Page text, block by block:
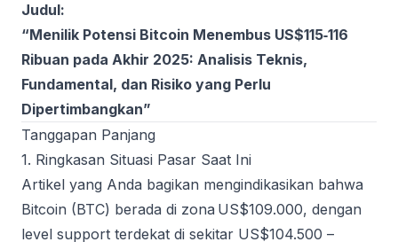
Judul:
“Menilik Potensi Bitcoin Menembus US$115‑116
Ribuan pada Akhir 2025: Analisis Teknis,
Fundamental, dan Risiko yang Perlu
Dipertimbangkan”
Tanggapan Panjang
1. Ringkasan Situasi Pasar Saat Ini
Artikel yang Anda bagikan mengindikasikan bahwa
Bitcoin (BTC) berada di zona US$109.000, dengan
level support terdekat di sekitar US$104.500 –